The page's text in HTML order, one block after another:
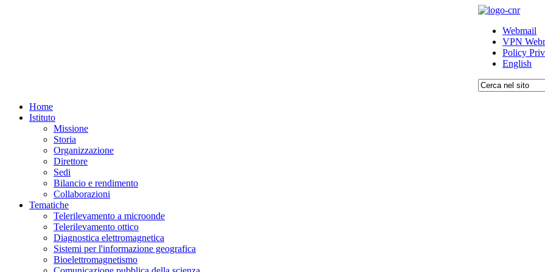
Webmail
VPN
Policy
English
Home
Istituto
Missione
Storia
Organizzazione
Direttore
Sedi
Bilancio e rendimento
Collaborazioni
Tematiche
Telerilevamento a microonde
Telerilevamento ottico
Diagnostica elettromagnetica
Sistemi per l'informazione geografica
Bioelettromagnetismo